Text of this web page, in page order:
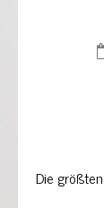
Die